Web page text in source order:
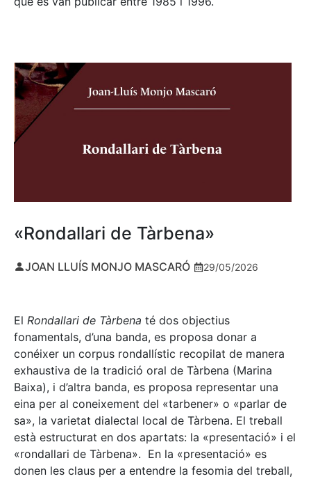
«Rondallari de Tàrbena»
JOAN LLUÍS MONJO MASCARÓ 29/05/2026
El Rondallari de Tàrbena té dos objectius
fonamentals, d’una banda, es proposa donar a
conéixer un corpus rondallístic recopilat de manera
exhaustiva de la tradició oral de Tàrbena (Marina
Baixa), i d’altra banda, es proposa representar una
eina per al coneixement del «tarbener» o «parlar de
sa», la varietat dialectal local de Tàrbena. El treball
està estructurat en dos apartats: la «presentació» i el
«rondallari de Tàrbena». En la «presentació» es
donen les claus per a entendre la fesomia del treball,